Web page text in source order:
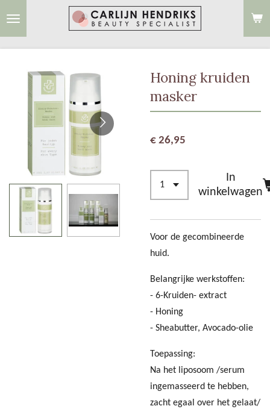
Ga
hoofdinhoud
Honing kruiden
masker
€ 26,95
In
winkelwagen
Voor de gecombineerde
huid.
Belangrijke werkstoffen:
- 6-Kruiden- extract
- Honing
- Sheabutter, Avocado-olie
Toepassing:
Na het liposoom /serum
ingemasseerd te hebben,
zacht egaal over het gelaat/